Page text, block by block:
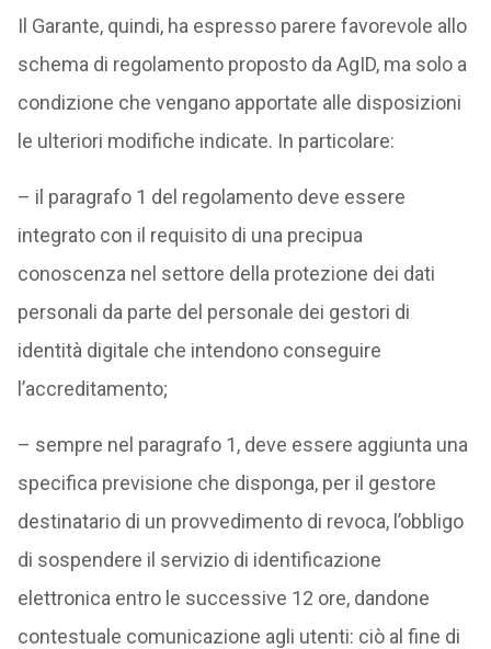
Il Garante, quindi, ha espresso parere favorevole allo
schema di regolamento proposto da AgID, ma solo a
condizione che vengano apportate alle disposizioni
le ulteriori modifiche indicate. In particolare:
– il paragrafo 1 del regolamento deve essere
integrato con il requisito di una precipua
conoscenza nel settore della protezione dei dati
personali da parte del personale dei gestori di
identità digitale che intendono conseguire
l’accreditamento;
– sempre nel paragrafo 1, deve essere aggiunta una
specifica previsione che disponga, per il gestore
destinatario di un provvedimento di revoca, l’obbligo
di sospendere il servizio di identificazione
elettronica entro le successive 12 ore, dandone
contestuale comunicazione agli utenti: ciò al fine di